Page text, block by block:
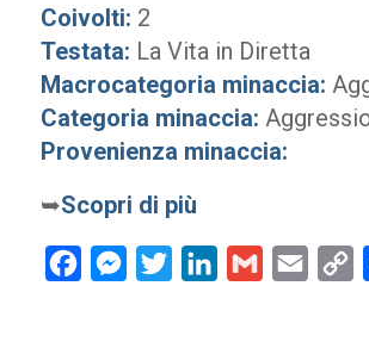
Coivolti: 2
Testata: La Vita in Diretta
Macrocategoria minaccia:
Categoria minaccia:
Provenienza minaccia:
➥Scopri di più
FacebookMessenger
Twitter LinkedInGmail Email